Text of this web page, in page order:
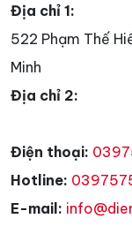
Địa chỉ 1:
522 Phạm Thế
Minh
Địa chỉ 2:
Điện thoại:
Hotline:
E-mail: